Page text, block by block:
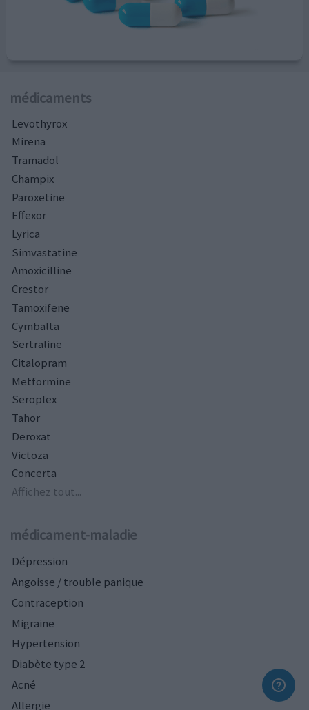
médicaments
Levothyrox
Mirena
Tramadol
Champix
Paroxetine
Effexor
Lyrica
Simvastatine
Amoxicilline
Crestor
Tamoxifene
Cymbalta
Sertraline
Citalopram
Metformine
Seroplex
Tahor
Deroxat
Victoza
Concerta
Affichez tout...
médicament-maladie
Dépression
Angoisse / trouble panique
Contraception
Migraine
Hypertension
Diabète type 2
Acné
Allergie